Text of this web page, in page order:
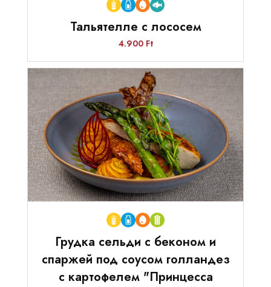
Тальятелле с лососем
4.900 Ft
Грудка сельди с беконом и
спаржей под соусом голландез
с картофелем "Принцесса